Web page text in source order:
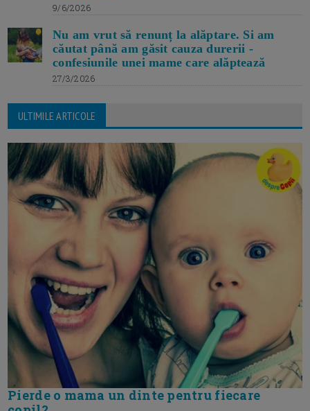
9/6/2026
Nu am vrut să renunț la alăptare. Si am
căutat până am găsit cauza durerii -
confesiunile unei mame care alăptează
27/3/2026
ULTIMILE ARTICOLE
Pierde o mama un dinte pentru fiecare